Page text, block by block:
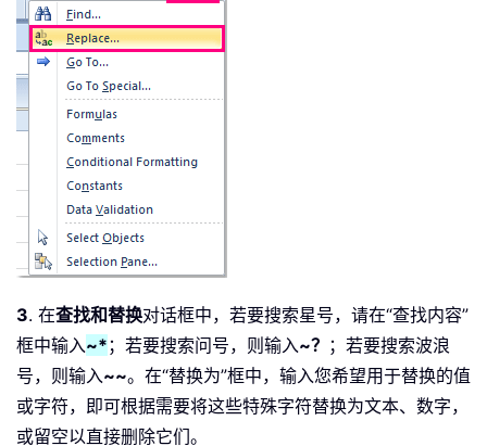
3. 在查找和替换对话框中，若要搜索星号，请在“查找内容”
框中输入~* ；若要搜索问号，则输入~？ ；若要搜索波浪
号，则输入~~。在“替换为”框中，输入您希望用于替换的值
或字符，即可根据需要将这些特殊字符替换为文本、数字，
或留空以直接删除它们。